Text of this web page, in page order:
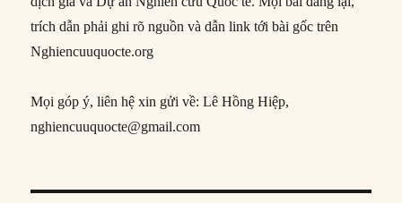
trích dẫn phải ghi rõ nguồn và dẫn link tới bài gốc trên
Nghiencuuquocte.org
Mọi góp ý, liên hệ xin gửi về: Lê Hồng Hiệp,
nghiencuuquocte@gmail.com